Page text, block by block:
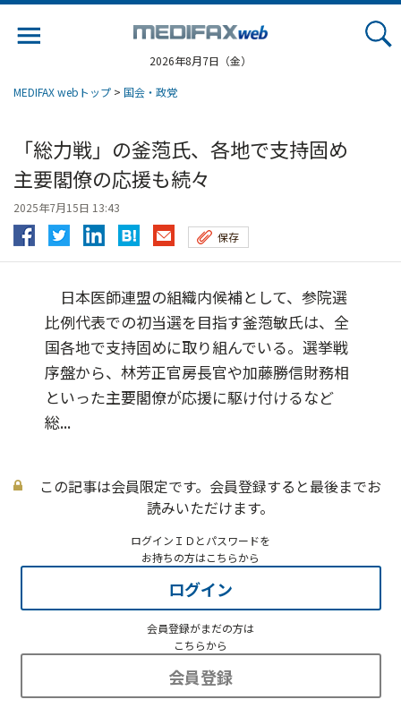
2026年8月7日（金）
MEDIFAX webトップ > 国会・政党
「総力戦」の釜萢氏、各地で支持固め
主要閣僚の応援も続々
2025年7月15日 13:43
保存
日本医師連盟の組織内候補として、参院選
比例代表での初当選を目指す釜萢敏氏は、全
国各地で支持固めに取り組んでいる。選挙戦
序盤から、林芳正官房長官や加藤勝信財務相
といった主要閣僚が応援に駆け付けるなど
総...
この記事は会員限定です。会員登録すると最後までお
読みいただけます。
ログインＩＤとパスワードを
お持ちの方はこちらから
ログイン
会員登録がまだの方は
こちらから
会員登録